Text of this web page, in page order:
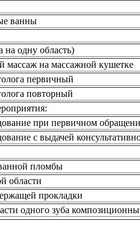
ванны
на одну область)
массаж на массажной кушетке
первичный
повторный
при первичном
с выдачей
пломбы
области
прокладки
одного зуба